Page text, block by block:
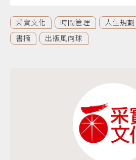
采實文化 時間管理 人生規劃
書摘
出版風向球